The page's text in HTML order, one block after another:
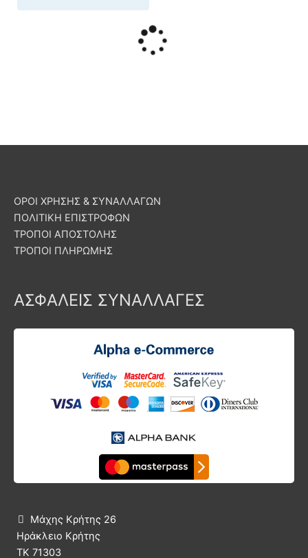
ΟΡΟΙ ΧΡΗΣΗΣ & ΣΥΝΑΛΛΑΓΩΝ
ΠΟΛΙΤΙΚΗ ΕΠΙΣΤΡΟΦΩΝ
ΤΡΟΠΟΙ ΑΠΟΣΤΟΛΗΣ
ΤΡΟΠΟΙ ΠΛΗΡΩΜΗΣ
ΑΣΦΑΛΕΙΣ ΣΥΝΑΛΛΑΓΕΣ

Μάχης Κρήτης 26
Ηράκλειο Κρήτης
ΤΚ 71303